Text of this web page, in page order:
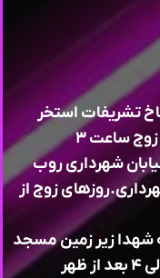
تشریفات استخر
ساعت ۳
شهرداری روب
زوج از
شهدا زیر زمین مسجد